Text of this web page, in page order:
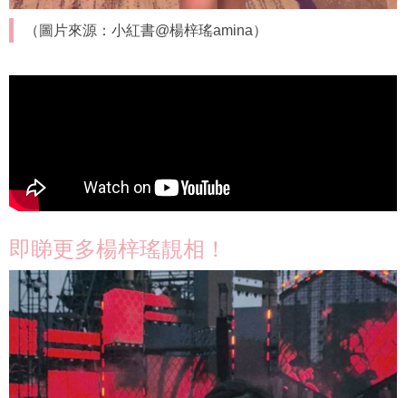
（圖片來源：小紅書@楊梓瑤amina）
即睇更多楊梓瑤靚相！